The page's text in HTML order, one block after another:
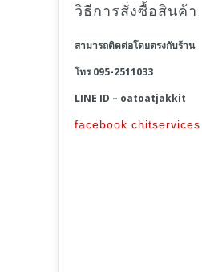
วิธีการสั่งซื้อสินค้า
สามารถติดต่อโดยตรงกับร้าน
โทร 095-2511033
LINE ID – oatoatjakkit
facebook chitservices